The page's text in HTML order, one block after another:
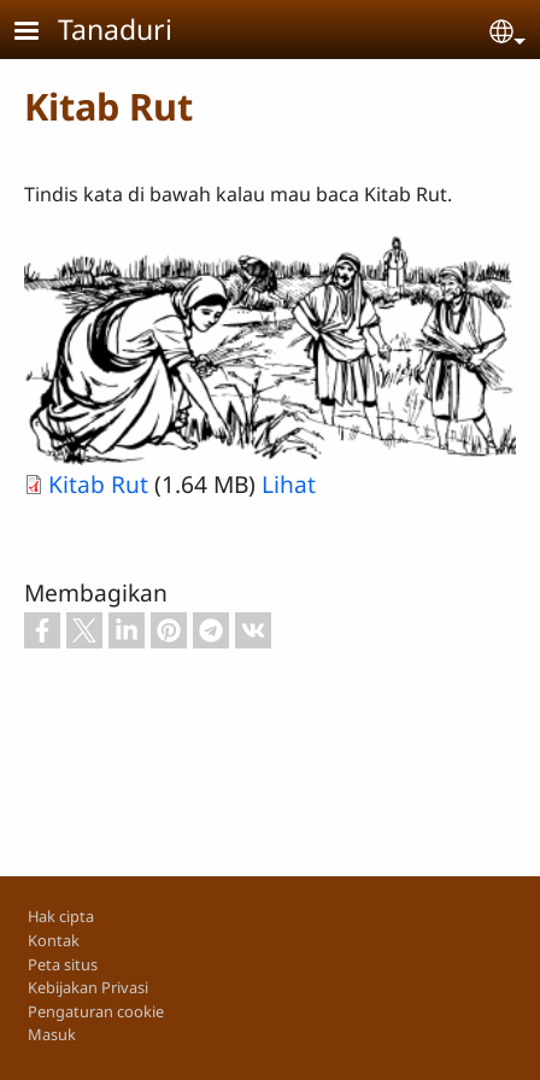
Skip to main content
Tanaduri
Kitab Rut
Tindis kata di bawah kalau mau baca Kitab Rut.
Kitab Rut(1.64 MB) Lihat
Membagikan
Footer
Hak cipta
Kontak
Peta situs
Kebijakan Privasi
Pengaturan cookie
Masuk